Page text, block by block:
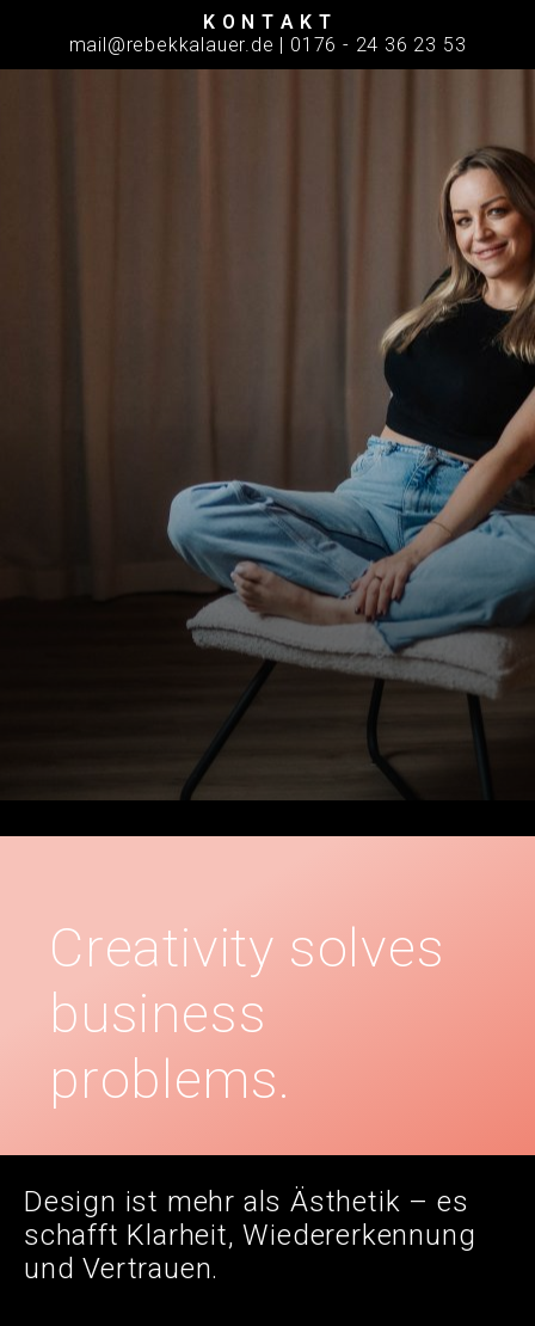
K O N T A K T
mail@rebekkalauer.de | 0176 - 24 36 23 53
Creativity solves
business
problems.
Design ist mehr als Ästhetik – es
schafft Klarheit, Wiedererkennung
und Vertrauen.